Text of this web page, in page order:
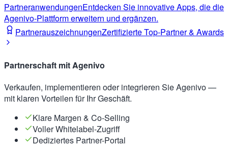
PartneranwendungenEntdecken Sie innovative Apps, die die
Agenivo-Plattform erweitern und ergänzen.
PartnerauszeichnungenZertifizierte Top-Partner & Awards
Partnerschaft mit Agenivo
Verkaufen, implementieren oder integrieren Sie Agenivo —
mit klaren Vorteilen für Ihr Geschäft.
Klare Margen & Co-Selling
Voller Whitelabel-Zugriff
Dediziertes Partner-Portal